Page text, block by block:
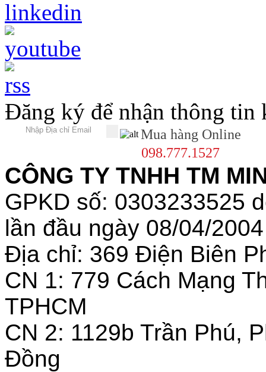
Đăng ký để nhận thông tin
Mua hàng Online
098.777.1527
CÔNG TY TNHH TM
GPKD số: 0303233525
lần đầu ngày 08/04/2004
Địa chỉ: 369 Điện Biên
CN 1: 779 Cách Mạng
TPHCM
CN 2: 1129b Trần Phú,
Đồng